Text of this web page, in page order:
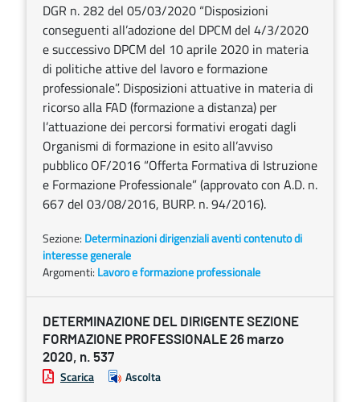
DGR n. 282 del 05/03/2020 “Disposizioni
conseguenti all’adozione del DPCM del 4/3/2020
e successivo DPCM del 10 aprile 2020 in materia
di politiche attive del lavoro e formazione
professionale”. Disposizioni attuative in materia di
ricorso alla FAD (formazione a distanza) per
l’attuazione dei percorsi formativi erogati dagli
Organismi di formazione in esito all’avviso
pubblico OF/2016 “Offerta Formativa di Istruzione
e Formazione Professionale” (approvato con A.D. n.
667 del 03/08/2016, BURP. n. 94/2016).
Sezione: Determinazioni dirigenziali aventi contenuto di
interesse generale
Argomenti: Lavoro e formazione professionale
DETERMINAZIONE DEL DIRIGENTE SEZIONE
FORMAZIONE PROFESSIONALE 26 marzo
2020, n. 537
Scarica Ascolta